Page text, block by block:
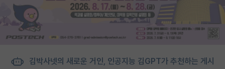
김박사넷의 새로운 거인, 인공지능 김GPT가 추천하는 게시